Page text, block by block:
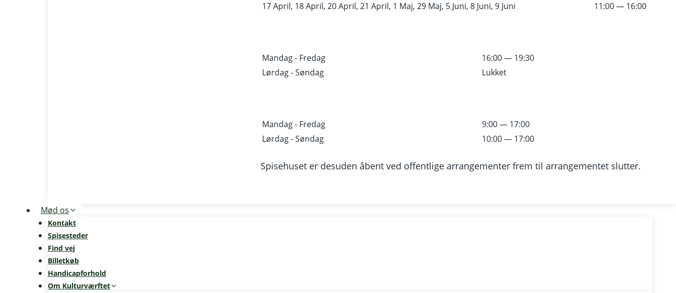
17 April, 18 April, 20 April, 21 April, 1 Maj, 29 Maj, 5 Juni, 8 Juni, 9 Juni
11:00 — 16:00
Mandag - Fredag
16:00 — 19:30
Lørdag - Søndag
Lukket
Mandag - Fredag
9:00 — 17:00
Lørdag - Søndag
10:00 — 17:00
Spisehuset er desuden åbent ved offentlige arrangementer frem til arrangementet slutter.
Mød os
Kontakt
Spisesteder
Find vej
Billetkøb
Handicapforhold
Om Kulturværftet